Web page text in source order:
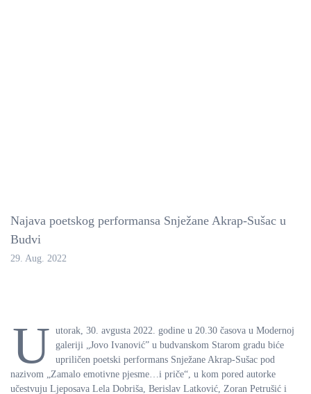
Najava poetskog performansa Snježane Akrap-Sušac u
Budvi
29. Aug. 2022
U utorak, 30. avgusta 2022. godine u 20.30 časova u Modernoj
galeriji „Jovo Ivanović” u budvanskom Starom gradu biće
upriličen poetski performans Snježane Akrap-Sušac pod
nazivom „Zamalo emotivne pjesme…i priče“, u kom pored autorke
učestvuju Ljeposava Lela Dobriša, Berislav Latković, Zoran Petrušić i